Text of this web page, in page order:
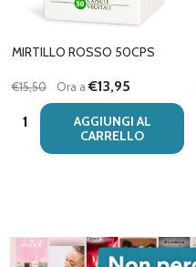
MIRTILLO ROSSO 50CPS
€15,50 Ora a€13,95
Quantità:
AGGIUNGI AL
CARRELLO